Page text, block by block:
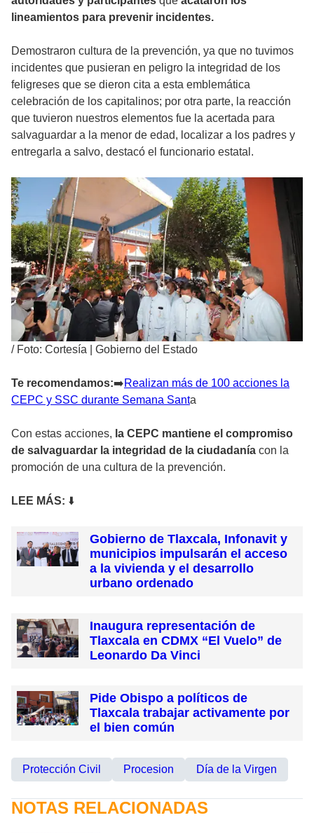
lineamientos para prevenir incidentes.
Demostraron cultura de la prevención, ya que no tuvimos
incidentes que pusieran en peligro la integridad de los
feligreses que se dieron cita a esta emblemática
celebración de los capitalinos; por otra parte, la reacción
que tuvieron nuestros elementos fue la acertada para
salvaguardar a la menor de edad, localizar a los padres y
entregarla a salvo, destacó el funcionario estatal.
/ Foto: Cortesía | Gobierno del Estado
Te recomendamos:➡️Realizan más de 100 acciones la
CEPC y SSC durante Semana Santa
Con estas acciones, la CEPC mantiene el compromiso
de salvaguardar la integridad de la ciudadanía con la
promoción de una cultura de la prevención.
LEE MÁS: ⬇️
Gobierno de Tlaxcala, Infonavit y
municipios impulsarán el acceso
a la vivienda y el desarrollo
urbano ordenado
Inaugura representación de
Tlaxcala en CDMX “El Vuelo” de
Leonardo Da Vinci
Pide Obispo a políticos de
Tlaxcala trabajar activamente por
el bien común
Protección Civil Procesion Día de la Virgen
NOTAS RELACIONADAS